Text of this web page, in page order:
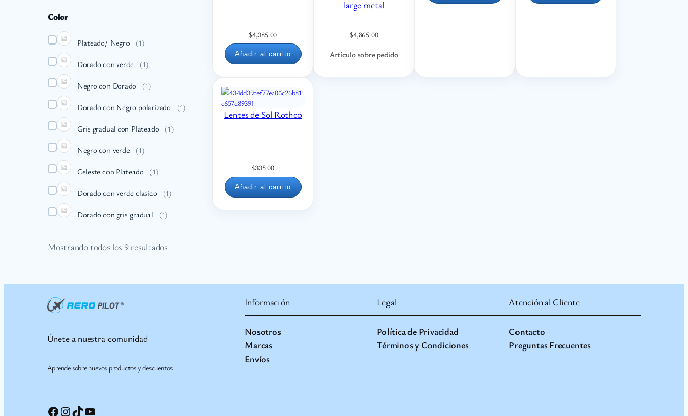
Color
Plateado/ Negro (1)
Dorado con verde (1)
Negro con Dorado (1)
Dorado con Negro polarizado (1)
Gris gradual con Plateado (1)
Negro con verde (1)
Celeste con Plateado (1)
Dorado con verde clasico (1)
Dorado con gris gradual (1)
Mostrando todos los 9 resultados
$4,385.00
Añadir al carrito
large metal
$4,865.00
Artículo sobre pedido
Lentes de Sol Rothco
$335.00
Añadir al carrito
Únete a nuestra comunidad
Aprende sobre nuevos productos y descuentos
Facebook Instagram TikTok YouTube
Información
Nosotros
Marcas
Envíos
Legal
Política de Privacidad
Términos y Condiciones
Atención al Cliente
Contacto
Preguntas Frecuentes